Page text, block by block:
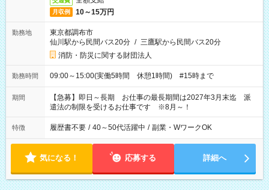
月収例 10～15万円
勤務地
東京都調布市
仙川駅から民間バス20分 / 三鷹駅から民間バス20分
消防・防災に関する財団法人
勤務時間 09:00～15:00(実働5時間 休憩1時間) #15時まで
期間
【急募】即日～長期 お仕事の最長期間は2027年3月末迄 派
遣法の制限を受けるお仕事です ※8月～！
特徴 履歴書不要 / 40～50代活躍中 / 副業・WワークOK
気になる！ 応募する 詳細へ